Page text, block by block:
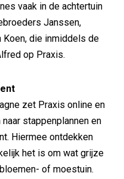
vaak in de achtertuin
Janssen,
Koen, die inmiddels de
op Praxis.
zet Praxis online en
stappenplannen en
Hiermee ontdekken
het is om wat grijze
of moestuin.